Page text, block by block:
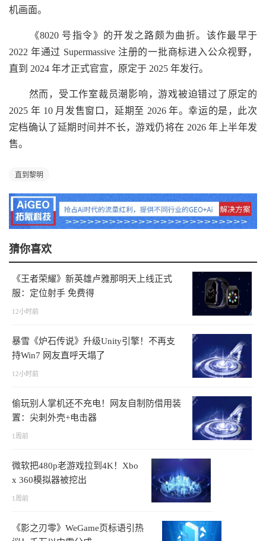
机画面。
《8020 号指令》的开发之路颇为曲折。该作最早于
2022 年通过 Supermassive 注册的一批商标进入公众视野，
直到 2024 年才正式官宣，原定于 2025 年发行。
然而，受工作室裁员潮影响，游戏被迫错过了原定的
2025 年 10 月发售窗口，延期至 2026 年。幸运的是，此次
定档确认了延期时间并不长，游戏仍将在 2026 年上半年发
售。
直到黎明
猜你喜欢
《王者荣耀》新英雄卢雅那明天上线正式
服：定位射手 免费得
12小时前
暴雪《炉石传说》升级Unity引擎！不再支
持Win7 网友直呼天塌了
12小时前
偷玩别人掌机还不充电！网友自制防借用装
置：尖刺外壳+电击器
1周前
微软把480p老游戏拉到4K！Xbo
x 360模拟器被挖出
1周前
《影之刃零》WeGame页标语引热